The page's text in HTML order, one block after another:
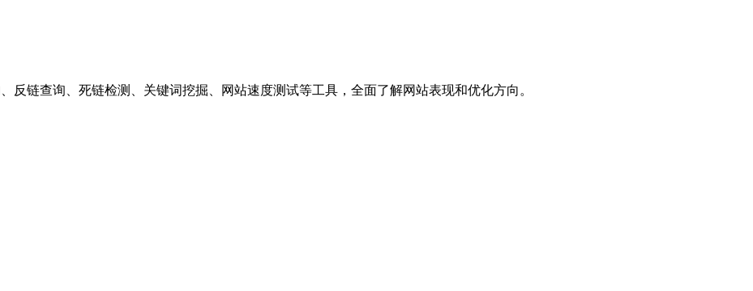
反链查询、死链检测、关键词挖掘、网站速度测试等工具，全面了解网站表现和优化方向。